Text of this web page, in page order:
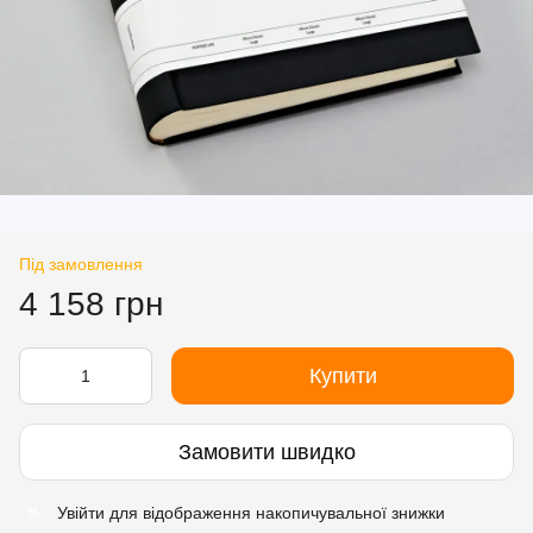
Під замовлення
4 158 грн
Купити
Замовити швидко
Увійти для відображення накопичувальної знижки